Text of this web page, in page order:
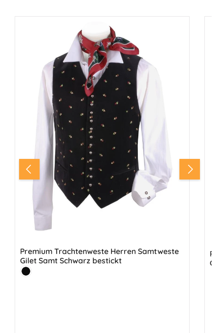
Premium Trachtenweste Herren Samtweste
Gilet Samt Schwarz bestickt
Farbe:
Schwarz